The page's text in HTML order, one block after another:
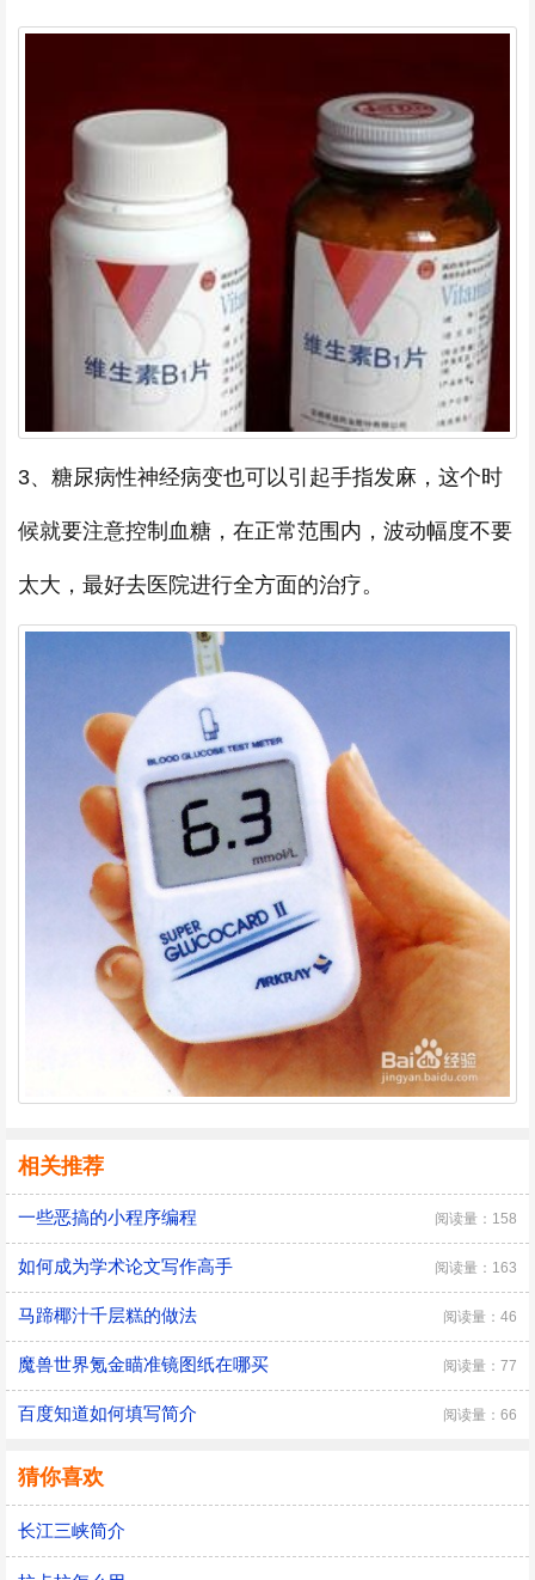
3、糖尿病性神经病变也可以引起手指发麻，这个时
候就要注意控制血糖，在正常范围内，波动幅度不要
太大，最好去医院进行全方面的治疗。
相关推荐
一些恶搞的小程序编程 阅读量：158
如何成为学术论文写作高手 阅读量：163
马蹄椰汁千层糕的做法 阅读量：46
魔兽世界氪金瞄准镜图纸在哪买 阅读量：77
百度知道如何填写简介 阅读量：66
猜你喜欢
长江三峡简介